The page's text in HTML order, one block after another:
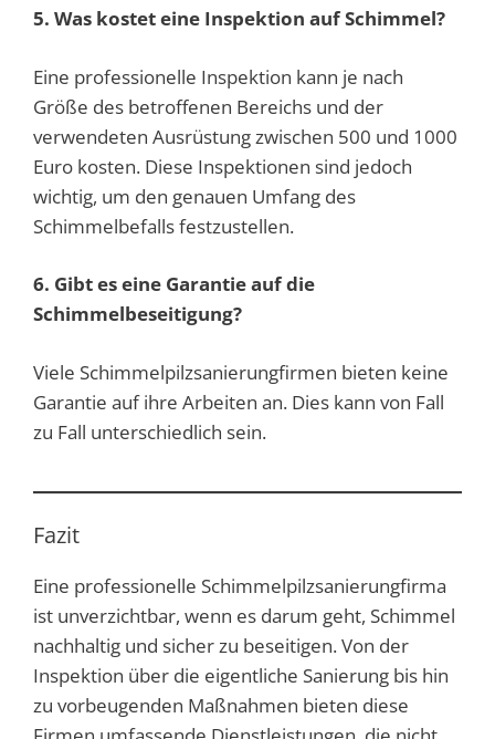
5. Was kostet eine Inspektion auf Schimmel?
Eine professionelle Inspektion kann je nach
Größe des betroffenen Bereichs und der
verwendeten Ausrüstung zwischen 500 und 1000
Euro kosten. Diese Inspektionen sind jedoch
wichtig, um den genauen Umfang des
Schimmelbefalls festzustellen.
6. Gibt es eine Garantie auf die
Schimmelbeseitigung?
Viele Schimmelpilzsanierungfirmen bieten keine
Garantie auf ihre Arbeiten an. Dies kann von Fall
zu Fall unterschiedlich sein.
Fazit
Eine professionelle Schimmelpilzsanierungfirma
ist unverzichtbar, wenn es darum geht, Schimmel
nachhaltig und sicher zu beseitigen. Von der
Inspektion über die eigentliche Sanierung bis hin
zu vorbeugenden Maßnahmen bieten diese